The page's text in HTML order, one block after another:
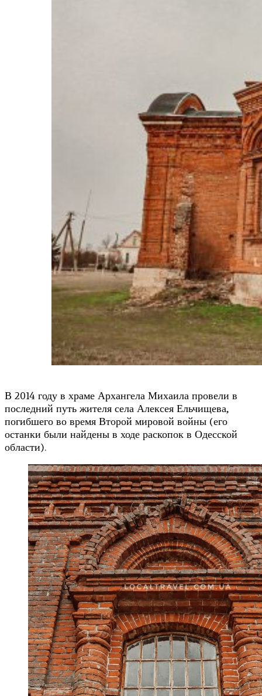
В 2014 году в храме Архангела Михаила провели в
последний путь жителя села Алексея Ельчищева,
погибшего во время Второй мировой войны (его
останки были найдены в ходе раскопок в Одесской
области).